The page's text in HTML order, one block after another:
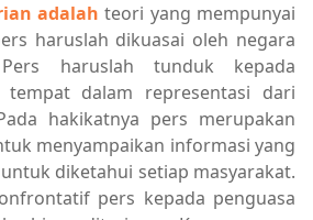
adalah teori yang mempunyai
haruslah dikuasai oleh negara
haruslah tunduk kepada
tempat dalam representasi dari
hakikatnya pers merupakan
menyampaikan informasi yang
diketahui setiap masyarakat.
pers kepada penguasa